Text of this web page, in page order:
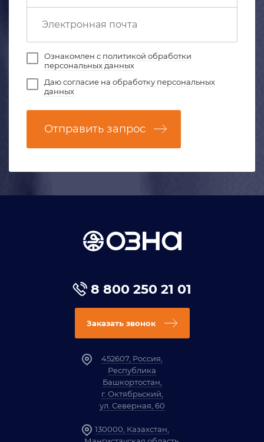
Ознакомлен с политикой обработки
персональных данных
Даюсогласие на обработку персональных
данных
Отправить запрос
8 800 250 21 01
Заказать звонок
452607, Россия,
Республика
Башкортостан,
г. Октябрьский,
ул. Северная, 60
130000, Казахстан,